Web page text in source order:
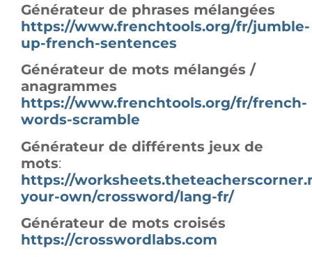
Générateur de phrases mélangées
https://www.frenchtools.org/fr/jumble-
up-french-sentences
Générateur de mots mélangés /
anagrammes
https://www.frenchtools.org/fr/french-
words-scramble
Générateur de différents jeux de
mots:
https://
your-own/crossword/lang-fr/
Générateur de mots croisés
https://crosswordlabs.com